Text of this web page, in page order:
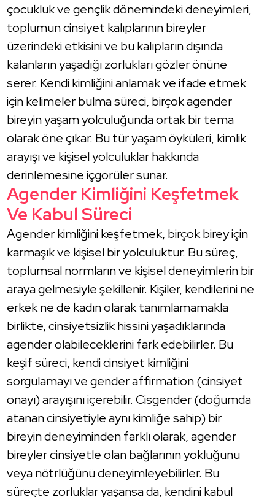
çocukluk ve gençlik dönemindeki deneyimleri,
toplumun cinsiyet kalıplarının bireyler
üzerindeki etkisini ve bu kalıpların dışında
kalanların yaşadığı zorlukları gözler önüne
serer. Kendi kimliğini anlamak ve ifade etmek
için kelimeler bulma süreci, birçok agender
bireyin yaşam yolculuğunda ortak bir tema
olarak öne çıkar. Bu tür yaşam öyküleri, kimlik
arayışı ve kişisel yolculuklar hakkında
derinlemesine içgörüler sunar.
Agender Kimliğini Keşfetmek
Ve Kabul Süreci
Agender kimliğini keşfetmek, birçok birey için
karmaşık ve kişisel bir yolculuktur. Bu süreç,
toplumsal normların ve kişisel deneyimlerin bir
araya gelmesiyle şekillenir. Kişiler, kendilerini ne
erkek ne de kadın olarak tanımlamamakla
birlikte, cinsiyetsizlik hissini yaşadıklarında
agender olabileceklerini fark edebilirler. Bu
keşif süreci, kendi cinsiyet kimliğini
sorgulamayı ve gender affirmation (cinsiyet
onayı) arayışını içerebilir. Cisgender (doğumda
atanan cinsiyetiyle aynı kimliğe sahip) bir
bireyin deneyiminden farklı olarak, agender
bireyler cinsiyetle olan bağlarının yokluğunu
veya nötrlüğünü deneyimleyebilirler. Bu
süreçte zorluklar yaşansa da, kendini kabul